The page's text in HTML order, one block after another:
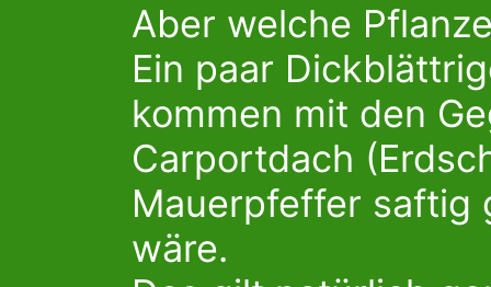
Aber welche
Ein paar
kommen mit den
Carportdach
Mauerpfeffer saftig
wäre.